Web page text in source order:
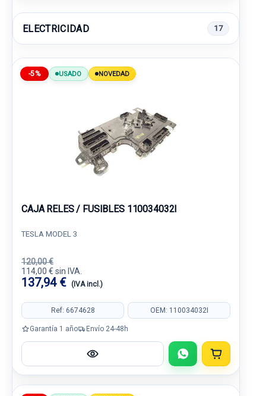
ELECTRICIDAD 17
-5% USADO NOVEDAD
CAJA RELES / FUSIBLES 110034032I
TESLA MODEL 3
120,00 €
114,00 € sin IVA.
137,94 € (IVA incl.)
Ref: 6674628 OEM: 110034032I
Garantía 1 año Envío 24-48h